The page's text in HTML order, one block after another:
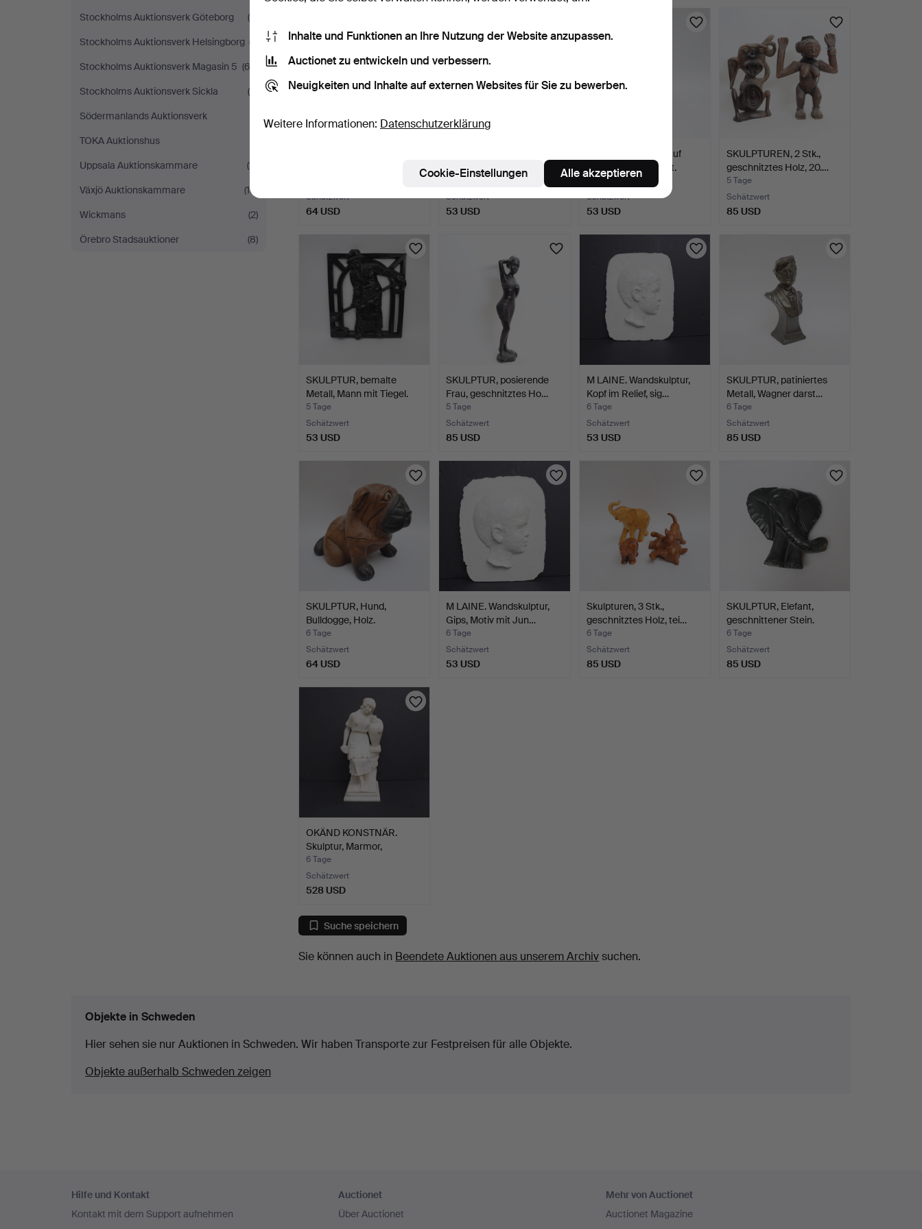
Stockholms Auktionsverk Göteborg
(5)
Stockholms Auktionsverk Helsingborg (7)
Stockholms Auktionsverk Magasin 5 (62)
Stockholms Auktionsverk Sickla
(9)
Södermanlands Auktionsverk
TOKA Auktionshus
Uppsala Auktionskammare
(11)
Växjö Auktionskammare
(10)
Wickmans
(2)
Örebro Stadsauktioner
(8)
Schätzwert
64 USD
Ende des 20. Jahrhun…
4 Tage
Schätzwert
53 USD
SKULPTUR, Stein, auf
Holzsockel montiert.
5 Tage
Schätzwert
53 USD
SKULPTUREN, 2 Stk.,
geschnitztes Holz, 20.…
5 Tage
Schätzwert
85 USD
SKULPTUR, bemalte
Metall, Mann mit Tiegel.
5 Tage
Schätzwert
53 USD
SKULPTUR, posierende
Frau, geschnitztes Ho…
5 Tage
Schätzwert
85 USD
M LAINE. Wandskulptur,
Kopf im Relief, sig…
6 Tage
Schätzwert
53 USD
SKULPTUR, patiniertes
Metall, Wagner darst…
6 Tage
Schätzwert
85 USD
SKULPTUR, Hund,
Bulldogge, Holz.
6 Tage
Schätzwert
64 USD
M LAINE. Wandskulptur,
Gips, Motiv mit Jun…
6 Tage
Schätzwert
53 USD
Skulpturen, 3 Stk.,
geschnitztes Holz, tei…
6 Tage
Schätzwert
85 USD
SKULPTUR, Elefant,
geschnittener Stein.
6 Tage
Schätzwert
85 USD
OKÄND KONSTNÄR.
Skulptur, Marmor,
Mädchen …
6 Tage
Schätzwert
528 USD
Suche speichern
Sie können auch in Beendete Auktionen aus unserem Archivsuchen.
Objekte in Schweden
Hier sehen sie nur Auktionen in Schweden. Wir haben Transporte zur Festpreisen für alle Objekte.
Objekte außerhalb Schweden zeigen
Navigation
Hilfe und Kontakt
Kontakt mit dem Support aufnehmen
Auctionet
Über Auctionet
Mehr von Auctionet
Auctionet Magazine
Inhalte und Funktionen an Ihre Nutzung der Website anzupassen.
Auctionet zu entwickeln und verbessern.
Neuigkeiten und Inhalte auf externen Websites für Sie zu bewerben.
Weitere Informationen: Datenschutzerklärung
Cookie-Einstellungen Alle akzeptieren